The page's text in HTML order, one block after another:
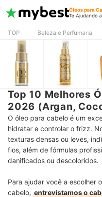
Óleos para
Te Ajudando
TOP Beleza e Perfumaria
Top 10 Melhores
2026 (Argan,
O óleo para cabelo é um
hidratar e controlar o frizz.
texturas densas ou leves,
fios, além de fórmulas
danificados ou descoloridos.
Para ajudar você a escolher
cabelo, entrevistamos o